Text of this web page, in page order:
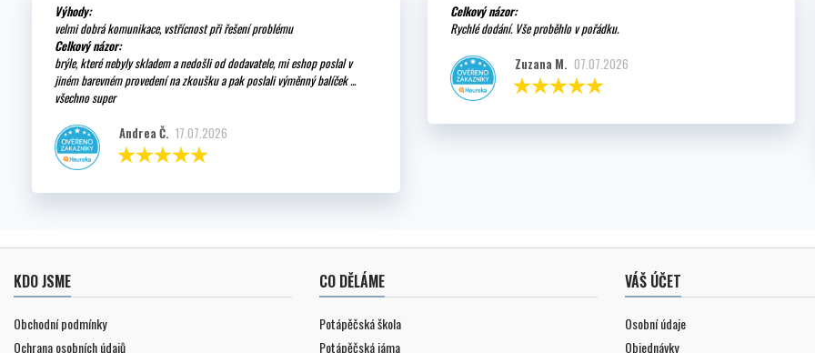
Výhody:
velmi dobrá komunikace, vstřícnost při řešení problému
Celkový názor:
brýle, které nebyly skladem a nedošli od dodavatele, mi eshop poslal v
jiném barevném provedení na zkoušku a pak poslali výměnný balíček ...
všechno super
Andrea Č. 17.07.2026
Celkový názor:
Rychlé dodání. Vše proběhlo v pořádku.
Zuzana M. 07.07.2026
KDO JSME
Obchodní podmínky
Ochrana osobních údajů
CO DĚLÁME
Potápěčská škola
Potápěčská jáma
VÁŠ ÚČET
Osobní údaje
Objednávky